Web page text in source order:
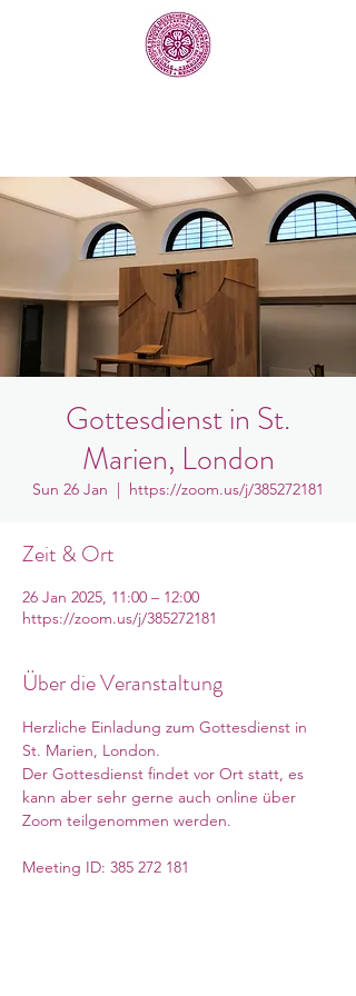
Gottesdienst in St.
Marien, London
Sun 26 Jan
  |
https://zoom.us/j/385272181
Zeit & Ort
26 Jan 2025, 11:00 – 12:00
https://zoom.us/j/385272181
Über die Veranstaltung
Herzliche Einladung zum Gottesdienst in
St. Marien, London.
Der Gottesdienst findet vor Ort statt, es
kann aber sehr gerne auch online über
Zoom teilgenommen werden.
Meeting ID: 385 272 181